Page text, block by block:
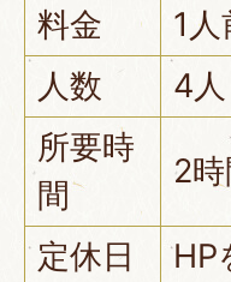
料金
1
人数
4人
所要時
間
2
定休日
HP